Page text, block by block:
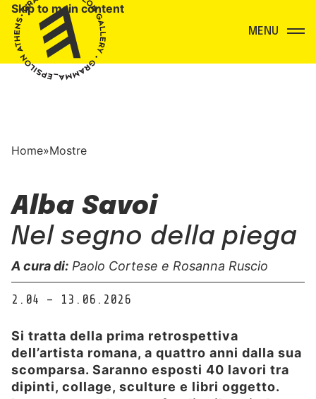
Skip to main content
Home»Mostre
Alba Savoi
Nel segno della piega
A cura di: Paolo Cortese e Rosanna Ruscio
2.04 – 13.06.2026
Si tratta della prima retrospettiva
dell’artista romana, a quattro anni dalla sua
scomparsa. Saranno esposti 40 lavori tra
dipinti, collage, sculture e libri oggetto.